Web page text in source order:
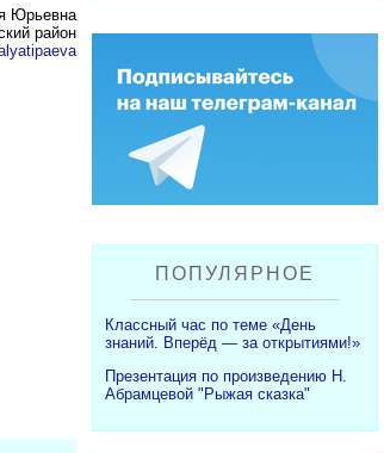
Юрьевна
район
ПОПУЛЯРНОЕ
Классный час по теме «День
знаний. Вперёд — за открытиями!»
Презентация по произведению Н.
Абрамцевой "Рыжая сказка"